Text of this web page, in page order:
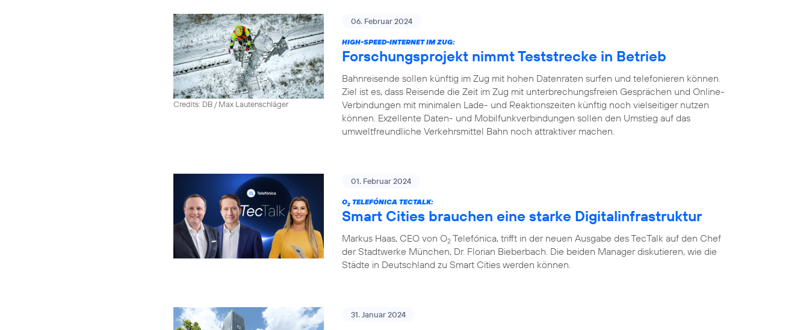
Credits: DB / Max Lautenschläger
06. Februar 2024
HIGH-SPEED-INTERNET IM ZUG:
Forschungsprojekt nimmt Teststrecke in Betrieb
Bahnreisende sollen künftig im Zug mit hohen Datenraten surfen und telefonieren können.
Ziel ist es, dass Reisende die Zeit im Zug mit unterbrechungsfreien Gesprächen und Online-
Verbindungen mit minimalen Lade- und Reaktionszeiten künftig noch vielseitiger nutzen
können. Exzellente Daten- und Mobilfunkverbindungen sollen den Umstieg auf das
umweltfreundliche Verkehrsmittel Bahn noch attraktiver machen.
01. Februar 2024
O2 TELEFÓNICA TECTALK:
Smart Cities brauchen eine starke Digitalinfrastruktur
Markus Haas, CEO von O2 Telefónica, trifft in der neuen Ausgabe des TecTalk auf den Chef
der Stadtwerke München, Dr. Florian Bieberbach. Die beiden Manager diskutieren, wie die
Städte in Deutschland zu Smart Cities werden können.
31. Januar 2024